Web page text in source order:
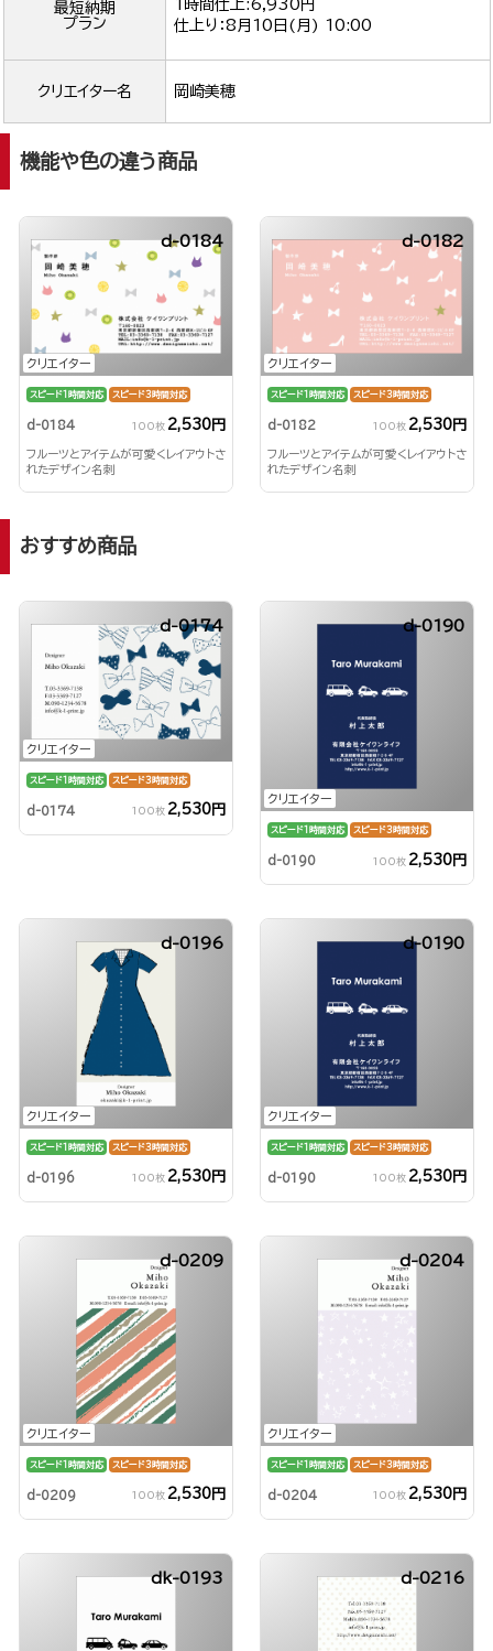
最短納期
プラン
1時間仕上:6,930円
仕上り：8月10日(月) 10:00
クリエイター名 岡崎美穂
機能や色の違う商品
クリエイター
d-0184
スピード1時間対応 スピード3時間対応
d-0184 100枚 2,530円
フルーツとアイテムが可愛くレイアウトさ
れたデザイン名刺
クリエイター
d-0182
スピード1時間対応 スピード3時間対応
d-0182 100枚 2,530円
フルーツとアイテムが可愛くレイアウトさ
れたデザイン名刺
おすすめ商品
クリエイター
d-0174
スピード1時間対応 スピード3時間対応
d-0174 100枚 2,530円
クリエイター
d-0190
スピード1時間対応 スピード3時間対応
d-0190 100枚 2,530円
クリエイター
d-0196
スピード1時間対応 スピード3時間対応
d-0196 100枚 2,530円
クリエイター
d-0190
スピード1時間対応 スピード3時間対応
d-0190 100枚 2,530円
クリエイター
d-0209
スピード1時間対応 スピード3時間対応
d-0209 100枚 2,530円
クリエイター
d-0204
スピード1時間対応 スピード3時間対応
d-0204 100枚 2,530円
dk-0193 d-0216